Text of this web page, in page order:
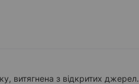
витягнена з відкритих джерел.